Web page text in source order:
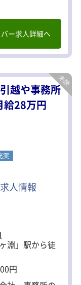
トラックに乗
います。作
切となるた
されます。ト
ですが、現場
クの運転をす
物を輸送し
クの運転とフ
事内容となり
ォークリフ
があるた
でも応募可
バー求人詳細へ
越や事務所
給28万円
実
人情報
淵」駅から徒
円